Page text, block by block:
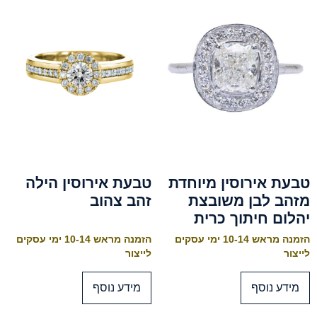
טבעת אירוסין מיוחדת
מזהב לבן משובצת
יהלום חיתוך כרית
הזמנה מראש 10-14 ימי עסקים
לייצור
מידע נוסף
טבעת אירוסין הילה
זהב צהוב
הזמנה מראש 10-14 ימי עסקים
לייצור
מידע נוסף